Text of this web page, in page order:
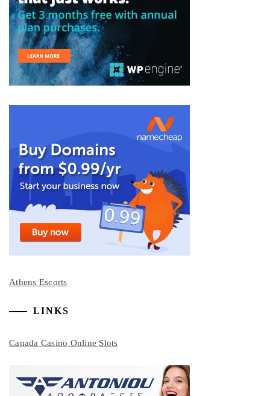
Athens Escorts
LINKS
Canada Casino Online Slots